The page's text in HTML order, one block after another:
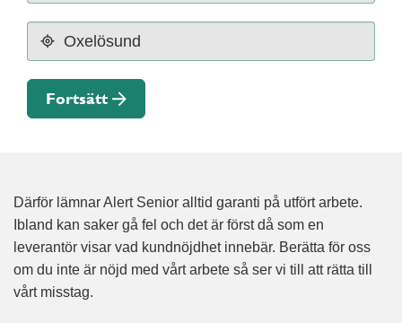
Fortsätt
Därför lämnar Alert Senior alltid garanti på utfört arbete.
Ibland kan saker gå fel och det är först då som en
leverantör visar vad kundnöjdhet innebär. Berätta för oss
om du inte är nöjd med vårt arbete så ser vi till att rätta till
vårt misstag.